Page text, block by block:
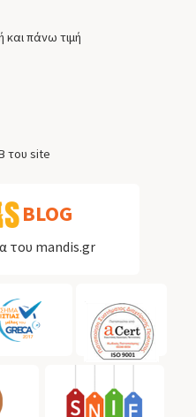
και πάνω τιμή
του site
BLOG
του mandis.gr